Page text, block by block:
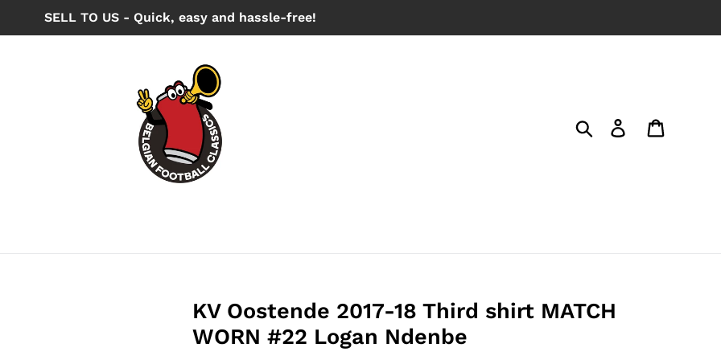
SELL TO US - Quick, easy and hassle-free!
Search Log in
KV Oostende 2017-18 Third shirt MATCH
WORN #22 Logan Ndenbe